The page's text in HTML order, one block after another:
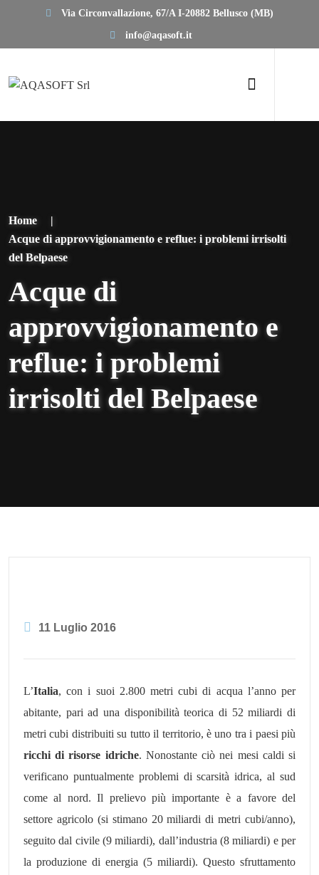
Via Circonvallazione, 67/A I-20882 Bellusco (MB)
info@aqasoft.it
Home
|
Acque di approvvigionamento e reflue: i problemi irrisolti
del Belpaese
Acque di
approvvigionamento e
reflue: i problemi
irrisolti del Belpaese
11 Luglio 2016
L’Italia, con i suoi 2.800 metri cubi di acqua l’anno per
abitante, pari ad una disponibilità teorica di 52 miliardi di
metri cubi distribuiti su tutto il territorio, è uno tra i paesi più
ricchi di risorse idriche. Nonostante ciò nei mesi caldi si
verificano puntualmente problemi di scarsità idrica, al sud
come al nord. Il prelievo più importante è a favore del
settore agricolo (si stimano 20 miliardi di metri cubi/anno),
seguito dal civile (9 miliardi), dall’industria (8 miliardi) e per
la produzione di energia (5 miliardi). Questo sfruttamento